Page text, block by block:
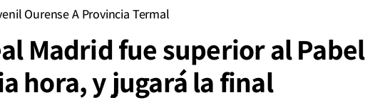
Ourense A Provincia Termal
Madrid fue superior al
hora, y jugará la final